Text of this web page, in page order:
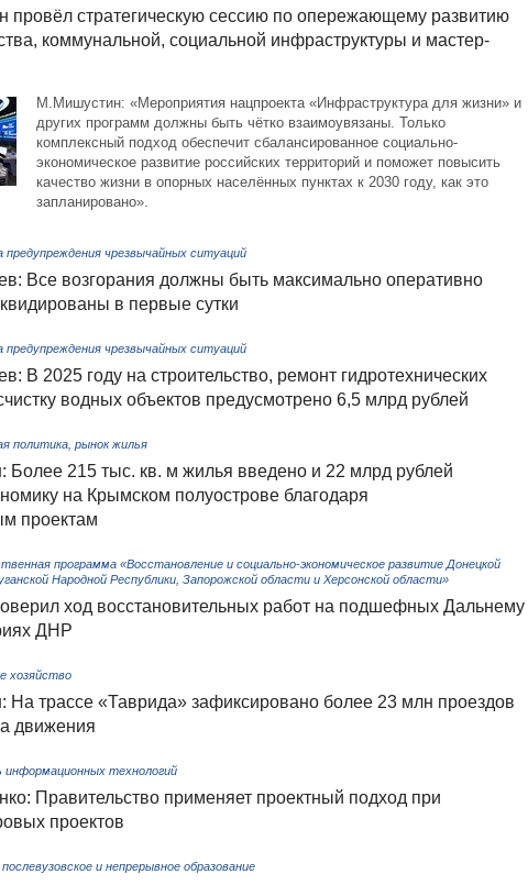
провёл стратегическую сессию по опережающему развитию
коммунальной, социальной инфраструктуры и мастер-
М.Мишустин: «Мероприятия нацпроекта «Инфраструктура для жизни» и
других программ должны быть чётко взаимоувязаны. Только
комплексный подход обеспечит сбалансированное социально-
экономическое развитие российских территорий и поможет повысить
качество жизни в опорных населённых пунктах к 2030 году, как это
запланировано».
чрезвычайных ситуаций
Все возгорания должны быть максимально оперативно
в первые сутки
чрезвычайных ситуаций
В 2025 году на строительство, ремонт гидротехнических
водных объектов предусмотрено 6,5 млрд рублей
политика, рынок жилья
Более 215 тыс. кв. м жилья введено и 22 млрд рублей
на Крымском полуострове благодаря
проектам
программа «Восстановление и социально-экономическое развитие Донецкой
Народной Республики, Запорожской области и Херсонской области»
ход восстановительных работ на подшефных Дальнему
ДНР
хозяйство
На трассе «Таврида» зафиксировано более 23 млн проездов
движения
технологий
Правительство применяет проектный подход при
проектов
и непрерывное образование